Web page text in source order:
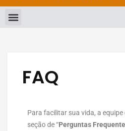
FAQ
Para facilitar sua vida, a equipe
seção de “Perguntas